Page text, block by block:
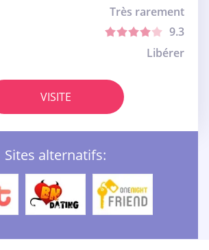
Très rarement
9.3
Libérer
VISITE
Sites alternatifs: